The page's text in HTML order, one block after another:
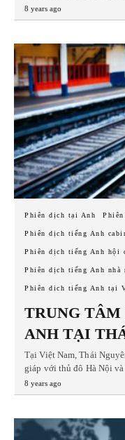
8 years ago
Phiên dịch tại Anh
Phiên dịch tiếng Anh
Phiên dịch tiếng Anh hội
Phiên dịch tiếng Anh nhà
Phiên dich tiếng Anh tại
TRUNG
ANH TẠI
Tại Việt Nam, Thái
giáp với thủ đô Hà Nội
8 years ago